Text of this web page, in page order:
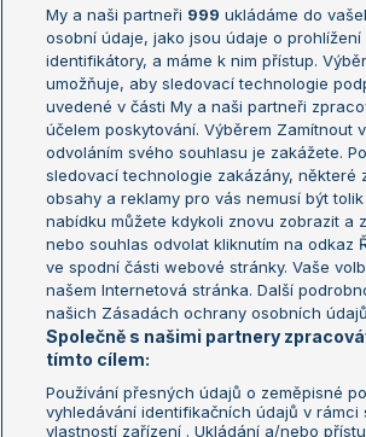
Žebříček ATP (muži)
Žebříček WTA (ženy)
Sázkařský žebříček
Australian Open
French Open
Wimbledon
US Open
Turnaj mistrů
Turnaj mistryň
Aktualní trendy
Fotbalové přestupy
Livesport Daily
LS Prague Open
My a naši partneři 999 ukládáme do
osobní údaje, jako jsou údaje o
identifikátory, a máme k nim přístup.
umožňuje, aby sledovací technologie
uvedené v části My a naši partneři
účelem poskytování. Výběrem Zamítnout
odvoláním svého souhlasu je zakážete.
sledovací technologie zakázány, některé
obsahy a reklamy pro vás nemusí být
nabídku můžete kdykoli znovu zobrazit a
nebo souhlas odvolat kliknutím na odkaz
ve spodní části webové stránky. Vaše
našem Internetová stránka. Další
našich Zásadách ochrany osobních
Společně s našimi partnery
tímto cílem:
Používání přesných údajů o zeměpisné
vyhledávání identifikačních údajů v rámci
vlastností zařízení . Ukládání a/nebo